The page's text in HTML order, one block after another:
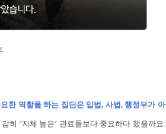
한 역할을 하는 집단은 입법, 사법, 행정부가 아
히 ‘지체 높은’ 관료들보다 중요하다 했을까요.